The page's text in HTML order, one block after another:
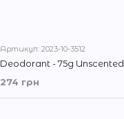
Артикул: 2023-10-3512
Deodorant - 75g Unscented
274 грн